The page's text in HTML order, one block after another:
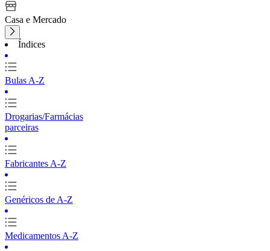
Casa e Mercado
Índices
Bulas A-Z
Drogarias/Farmácias
parceiras
Fabricantes A-Z
Genéricos de A-Z
Medicamentos A-Z